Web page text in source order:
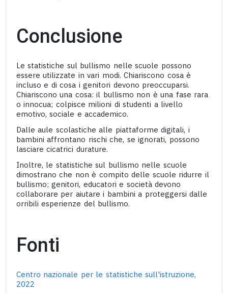
Conclusione
Le statistiche sul bullismo nelle scuole possono
essere utilizzate in vari modi. Chiariscono cosa è
incluso e di cosa i genitori devono preoccuparsi.
Chiariscono una cosa: il bullismo non è una fase rara
o innocua; colpisce milioni di studenti a livello
emotivo, sociale e accademico.
Dalle aule scolastiche alle piattaforme digitali, i
bambini affrontano rischi che, se ignorati, possono
lasciare cicatrici durature.
Inoltre, le statistiche sul bullismo nelle scuole
dimostrano che non è compito delle scuole ridurre il
bullismo; genitori, educatori e società devono
collaborare per aiutare i bambini a proteggersi dalle
orribili esperienze del bullismo.
Fonti
Centro nazionale per le statistiche sull'istruzione,
2022